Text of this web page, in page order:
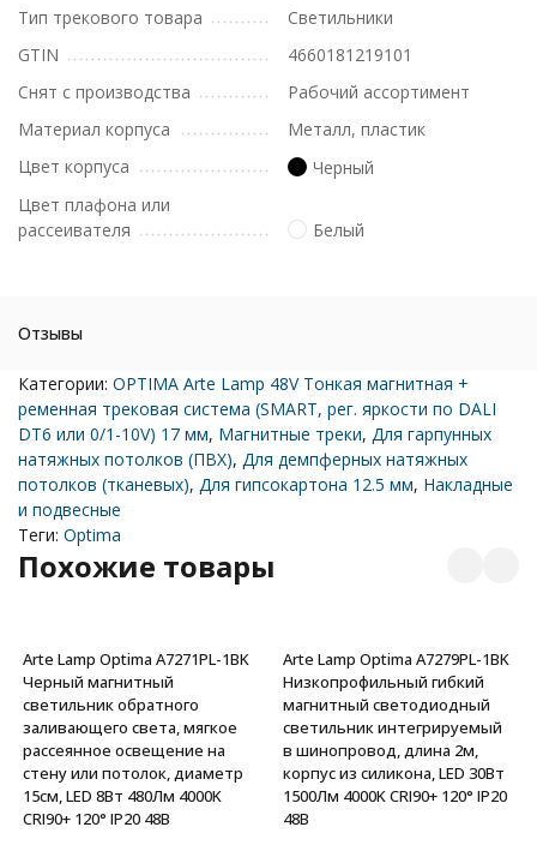
Тип трекового товара
Светильники
GTIN
4660181219101
Снят с производства
Рабочий ассортимент
Материал корпуса
Металл, пластик
Цвет корпуса
Черный
Цвет плафона или
рассеивателя
Белый
Отзывы
Категории: OPTIMA Arte Lamp 48V Тонкая магнитная +
ременная трековая система (SMART, рег. яркости по DALI
DT6 или 0/1-10V) 17 мм, Магнитные треки, Для гарпунных
натяжных потолков (ПВХ), Для демпферных натяжных
потолков (тканевых), Для гипсокартона 12.5 мм, Накладные
и подвесные
Теги: Optima
Похожие товары
Arte Lamp Optima A7271PL-1BK
Черный магнитный
светильник обратного
заливающего света, мягкое
рассеянное освещение на
стену или потолок, диаметр
15см, LED 8Вт 480Лм 4000K
CRI90+ 120° IP20 48В
Arte Lamp Optima A7279PL-1BK
Низкопрофильный гибкий
магнитный светодиодный
светильник интегрируемый
в шинопровод, длина 2м,
корпус из силикона, LED 30Вт
1500Лм 4000K CRI90+ 120° IP20
48В